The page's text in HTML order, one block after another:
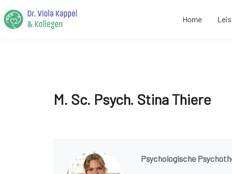
Home
M. Sc. Psych. Stina Thiere
Psychologische